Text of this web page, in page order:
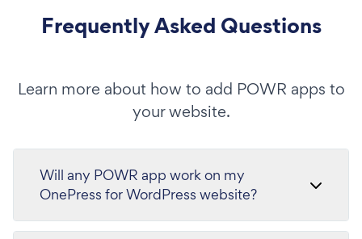
Frequently Asked Questions
Learn more about how to add POWR apps to
your website.
Will any POWR app work on my
OnePress for WordPress website?